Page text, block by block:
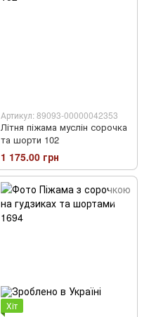
Артикул: 89093-00000042353
Літня піжама муслін сорочка
та шорти 102
1 175.00 грн
Хіт